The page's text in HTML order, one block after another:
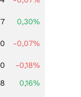
0,30%
-0,07%
-0,18%
0,16%